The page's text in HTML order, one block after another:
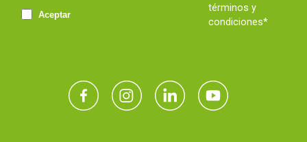
Aceptar
términos y
condiciones*